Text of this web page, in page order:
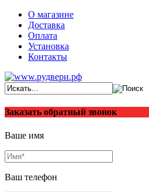
О магазине
Доставка
Оплата
Установка
Контакты
Заказать обратный звонок
Ваше имя
Ваш телефон